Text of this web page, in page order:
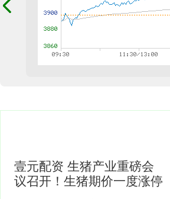
壹元配资 生猪产业重磅会
议召开！生猪期价一度涨停